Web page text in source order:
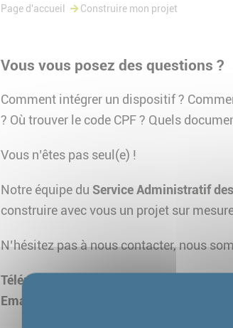
Page d'accueil Construire mon projet
Vous vous posez des questions ?
Comment intégrer un dispositif ?
? Où trouver le code CPF ? Quels
Vous n’êtes pas seul(e) !
Notre équipe du Service Administratif
construire avec vous un projet sur
N’hésitez pas à nous contacter, nous
Téléphone :
Email :